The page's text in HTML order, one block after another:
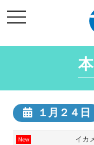
ン
ン
ス
t
o
l
a
i
n
１月２４日
New イカ